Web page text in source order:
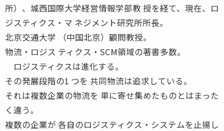
所）、城西国際大学経営情報学部教 授を経て、現在、ロ
ジスティクス・マ ネジメント研究所所長。
北京交通大学 （中国北京）顧問教授。
物流・ロジス ティクス・SCM領域の著書多数。
ロジスティクスは進化する。
その発展段階の1 つを 共同物流は追求している。
それは複数企業の物流を 単に寄せ集めたものとはまった
く違う。
複数の企業が 各自のロジスティクス・システムを止揚し